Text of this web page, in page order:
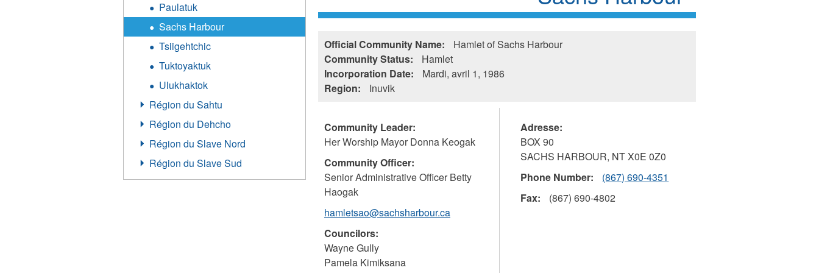
Official Community Name:
Hamlet of Sachs Harbour
Community Status:
Hamlet
Incorporation Date:
Mardi, avril 1, 1986
Region:
Inuvik
Community Leader:
Her Worship Mayor Donna Keogak
Community Officer:
Senior Administrative Officer Betty
Haogak
hamletsao@sachsharbour.ca
Councilors:
Wayne Gully
Pamela Kimiksana
Adresse:
BOX 90
SACHS HARBOUR, NTX0E 0Z0
Phone Number:
(867) 690-4351
Fax:
(867) 690-4802
Paulatuk
Sachs Harbour
Tsiigehtchic
Tuktoyaktuk
Ulukhaktok
Région du Sahtu
Région du Dehcho
Région du Slave Nord
Région du Slave Sud